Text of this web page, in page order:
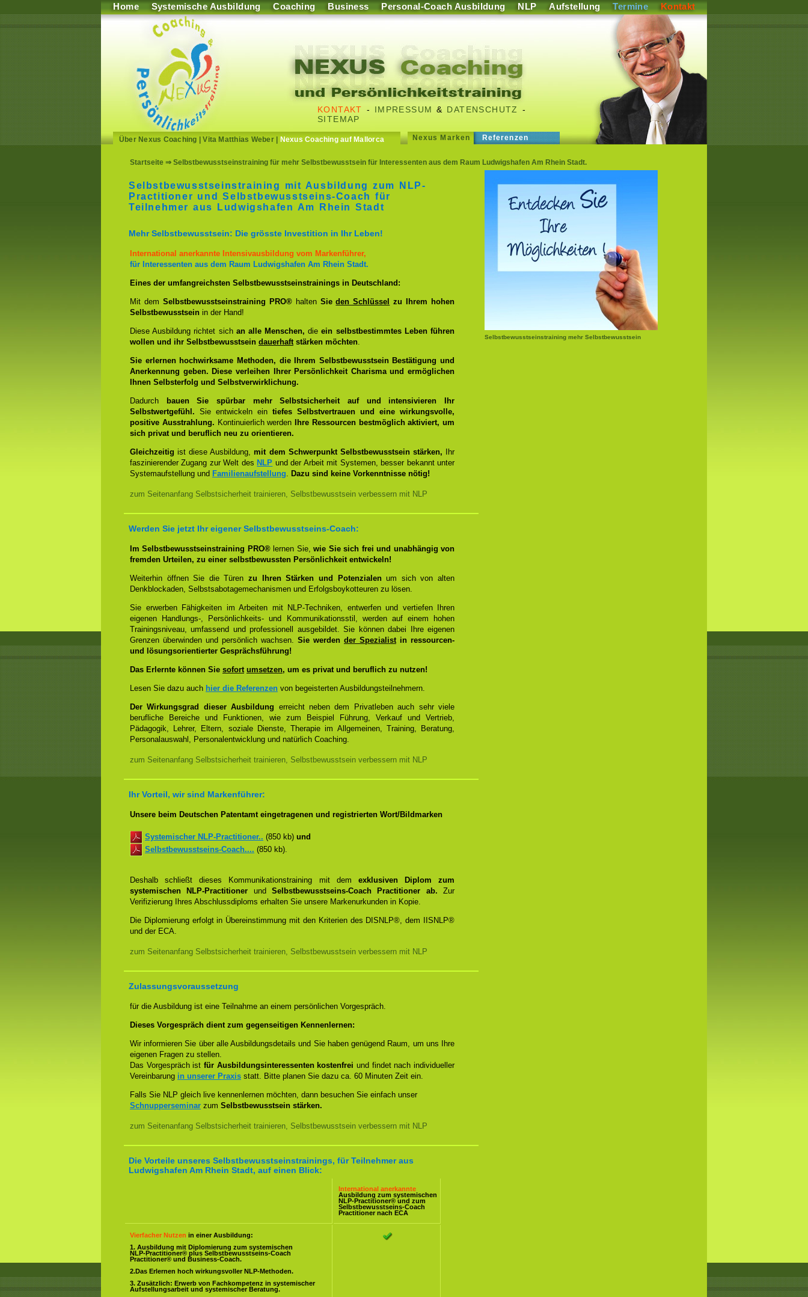
Home Systemische Ausbildung Coaching Business Personal-Coach Ausbildung NLP Aufstellung Termine Kontakt
KONTAKT - IMPRESSUM & DATENSCHUTZ
-
SITEMAP
Über Nexus Coaching |Vita Matthias Weber| Nexus Coaching auf Mallorca Nexus Marken Referenzen
Startseite ⇒ Selbstbewusstseinstraining für mehr Selbstbewusstsein für Interessenten aus dem Raum Ludwigshafen Am Rhein Stadt.
Selbstbewusstseinstraining mehr Selbstbewusstsein
Selbstbewusstseinstraining mit Ausbildung zum NLP-
Practitioner und Selbstbewusstseins-Coach für
Teilnehmer aus Ludwigshafen Am Rhein Stadt
Mehr Selbstbewusstsein: Die grösste Investition in Ihr Leben!
International anerkannte Intensivausbildung vom Markenführer,
für Interessenten aus dem Raum Ludwigshafen Am Rhein Stadt.
Eines der umfangreichsten Selbstbewusstseinstrainings in Deutschland:
Mit dem Selbstbewusstseinstraining PRO®haltenSieden Schlüssel
zu Ihrem hohen
Selbstbewusstsein in der Hand!
Diese Ausbildung richtet sich an alle Menschen, dieein selbstbestimmtes Leben führen
wollen und ihr Selbstbewusstsein dauerhaftstärken möchten.
Sie erlernen hochwirksame Methoden, die Ihrem Selbstbewusstsein Bestätigung und
Anerkennung geben. Diese verleihen Ihrer Persönlichkeit Charisma und ermöglichen
Ihnen Selbsterfolg und Selbstverwirklichung.
Dadurch
bauen Sie spürbar mehr Selbstsicherheit auf und intensivieren Ihr
Selbstwertgefühl. Sie entwickeln ein tiefes Selbstvertrauen und eine wirkungsvolle,
positive Ausstrahlung. Kontinuierlich werden
Ihre Ressourcen bestmöglich aktiviert, um
sich privat und beruflich neu zu orientieren.
Gleichzeitigist diese Ausbildung, mit dem Schwerpunkt Selbstbewusstsein stärken, Ihr
faszinierender Zugang zur Welt des NLP und der Arbeit mit Systemen, besser bekannt unter
Systemaufstellung und Familienaufstellung. Dazu sind keine Vorkenntnisse nötig!
zum Seitenanfang Selbstsicherheit trainieren, Selbstbewusstsein verbessern mit NLP
Werden Sie jetzt Ihr eigener Selbstbewusstseins-Coach:
Im Selbstbewusstseinstraining PRO® lernen Sie,wie Sie sich frei und unabhängig von
fremden Urteilen, zu einer selbstbewussten Persönlichkeit entwickeln!
Weiterhin öffnen Sie die Türenzu Ihren Stärken und Potenzialenum sich von alten
Denkblockaden, Selbstsabotagemechanismen und Erfolgsboykotteuren zu lösen.
Sie erwerben Fähigkeiten im Arbeiten mit NLP-Techniken, entwerfen und vertiefen Ihren
eigenen Handlungs-, Persönlichkeits- und Kommunikationsstil, werden auf einem hohen
Trainingsniveau, umfassend und professionell ausgebildet. Sie können dabei Ihre eigenen
Grenzen überwinden und persönlich wachsen. Sie werden der Spezialistin ressourcen-
und lösungsorientierter Gesprächsführung!
Das Erlernte können Sie sofort umsetzen, um es privat und beruflich zu nutzen!
Lesen Sie dazu auch hier die Referenzen von begeisterten Ausbildungsteilnehmern.
Der Wirkungsgrad dieser Ausbildung erreicht neben dem Privatleben auch sehr viele
berufliche Bereiche und Funktionen, wie zum Beispiel Führung, Verkauf und Vertrieb,
Pädagogik, Lehrer, Eltern, soziale Dienste, Therapie im Allgemeinen, Training, Beratung,
Personalauswahl, Personalentwicklung und natürlich Coaching.
zum Seitenanfang Selbstsicherheit trainieren, Selbstbewusstsein verbessern mit NLP
Ihr Vorteil, wir sind Markenführer:
Unsere beim Deutschen Patentamt eingetragenen und registrierten Wort/Bildmarken
Systemischer NLP-Practitioner.. (850 kb) und
Selbstbewusstseins-Coach.... (850 kb).
Deshalb schließt dieses Kommunikationstraining mit dem exklusiven Diplom zum
systemischen NLP-Practitioner undSelbstbewusstseins-Coach Practitioner ab.Zur
Verifizierung Ihres Abschlussdiploms erhalten Sie unsere Markenurkunden in Kopie.
Die Diplomierung erfolgt in Übereinstimmung mit den Kriterien des DISNLP®, dem IISNLP®
und der ECA.
zum Seitenanfang Selbstsicherheit trainieren, Selbstbewusstsein verbessern mit NLP
Zulassungsvoraussetzung
für die Ausbildung ist eine Teilnahme an einem persönlichen Vorgespräch.
Dieses Vorgespräch dient zum gegenseitigen Kennenlernen:
Wir informieren Sie über alle Ausbildungsdetails und Sie haben genügend Raum, um uns Ihre
eigenen Fragen zu stellen.
Das Vorgespräch ist für Ausbildungsinteressenten kostenfrei und findet nach individueller
Vereinbarung in unserer Praxis statt. Bitte planen Sie dazu ca. 60 Minuten Zeit ein.
Falls Sie NLP gleich live kennenlernen möchten, dann besuchen Sie einfach unser
Schnupperseminar zum Selbstbewusstsein stärken.
zum Seitenanfang Selbstsicherheit trainieren, Selbstbewusstsein verbessern mit NLP
Die Vorteile unseres Selbstbewusstseinstrainings, für Teilnehmer aus
Ludwigshafen Am Rhein Stadt, auf einen Blick:
International anerkannte
Ausbildung zum systemischen
NLP-Practitioner® und zum
Selbstbewusstseins-Coach
Practitioner nach ECA
Vierfacher Nutzen in einer Ausbildung:
1. Ausbildung mit Diplomierung zum systemischen
NLP-Practitioner® plus Selbstbewusstseins-Coach
Practitioner® und Business-Coach.
2.Das Erlernen hoch wirkungsvoller NLP-Methoden.
3. Zusätzlich: Erwerb von Fachkompetenz in systemischer
Aufstellungsarbeit und systemischer Beratung.